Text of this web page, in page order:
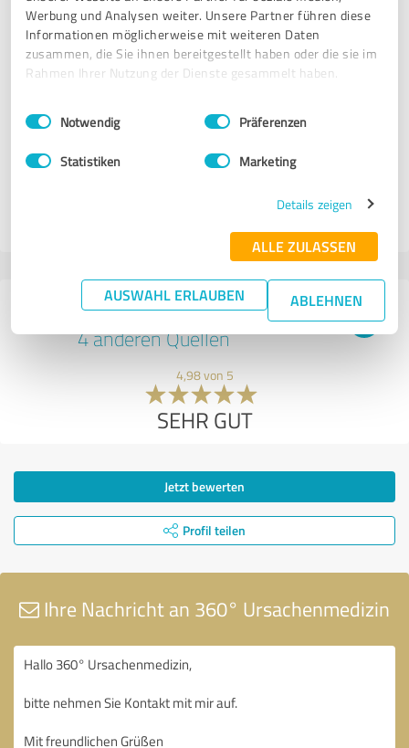
Werbung und Analysen weiter. Unsere Partner führen diese
Informationen möglicherweise mit weiteren Daten
zusammen, die Sie ihnen bereitgestellt haben oder die sie im
Rahmen Ihrer Nutzung der Dienste gesammelt haben.
Impressum Datenschutzbestimmungen
Einwilligungsauswahl
Notwendig Präferenzen
Statistiken Marketing
Details zeigen
ALLE ZULASSEN
AUSWAHL ERLAUBEN ABLEHNEN
was soll ich sagen, nach intensiver Behandlung geht es mir
deutlich besser und ich bin kaum noch erschöpft und das,
obwohl ich die ganze Zeit weiter gearbeitet habe. Vielen
herzlichen Dank für Ihre wertvolle Begleitung, Herr
Erfahrungsbericht & Bewertung zu:
360° Ursachenmedizin
260 Bewertungen aus
4 anderen Quellen
4,98 von 5
SEHR GUT
Jetzt bewerten
Profil teilen
Ihre Nachricht an 360° Ursachenmedizin